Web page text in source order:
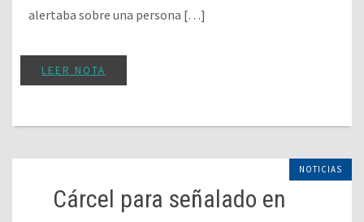
alertaba sobre una persona […]
LEER NOTA
NOTICIAS
Cárcel para señalado en